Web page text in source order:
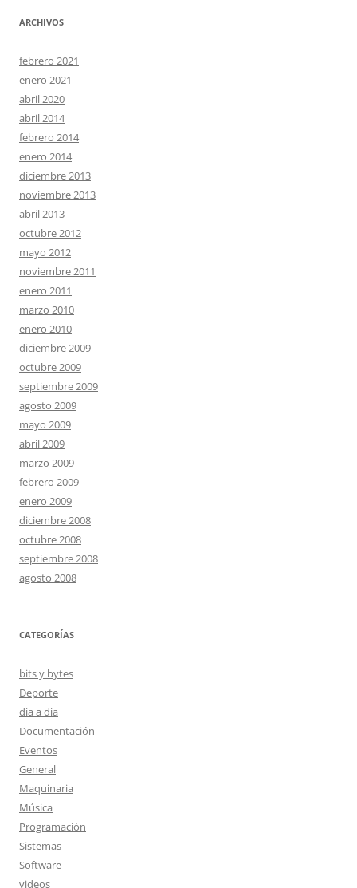
ARCHIVOS
febrero 2021
enero 2021
abril 2020
abril 2014
febrero 2014
enero 2014
diciembre 2013
noviembre 2013
abril 2013
octubre 2012
mayo 2012
noviembre 2011
enero 2011
marzo 2010
enero 2010
diciembre 2009
octubre 2009
septiembre 2009
agosto 2009
mayo 2009
abril 2009
marzo 2009
febrero 2009
enero 2009
diciembre 2008
octubre 2008
septiembre 2008
agosto 2008
CATEGORÍAS
bits y bytes
Deporte
dia a dia
Documentación
Eventos
General
Maquinaria
Música
Programación
Sistemas
Software
videos